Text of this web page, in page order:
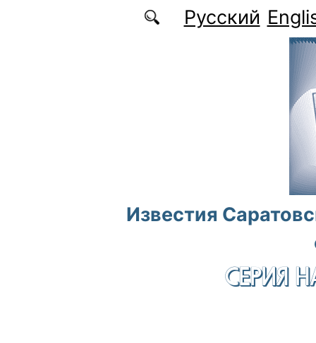
Перейти к основному содержаниюРусский
Известия
СЕРИЯ